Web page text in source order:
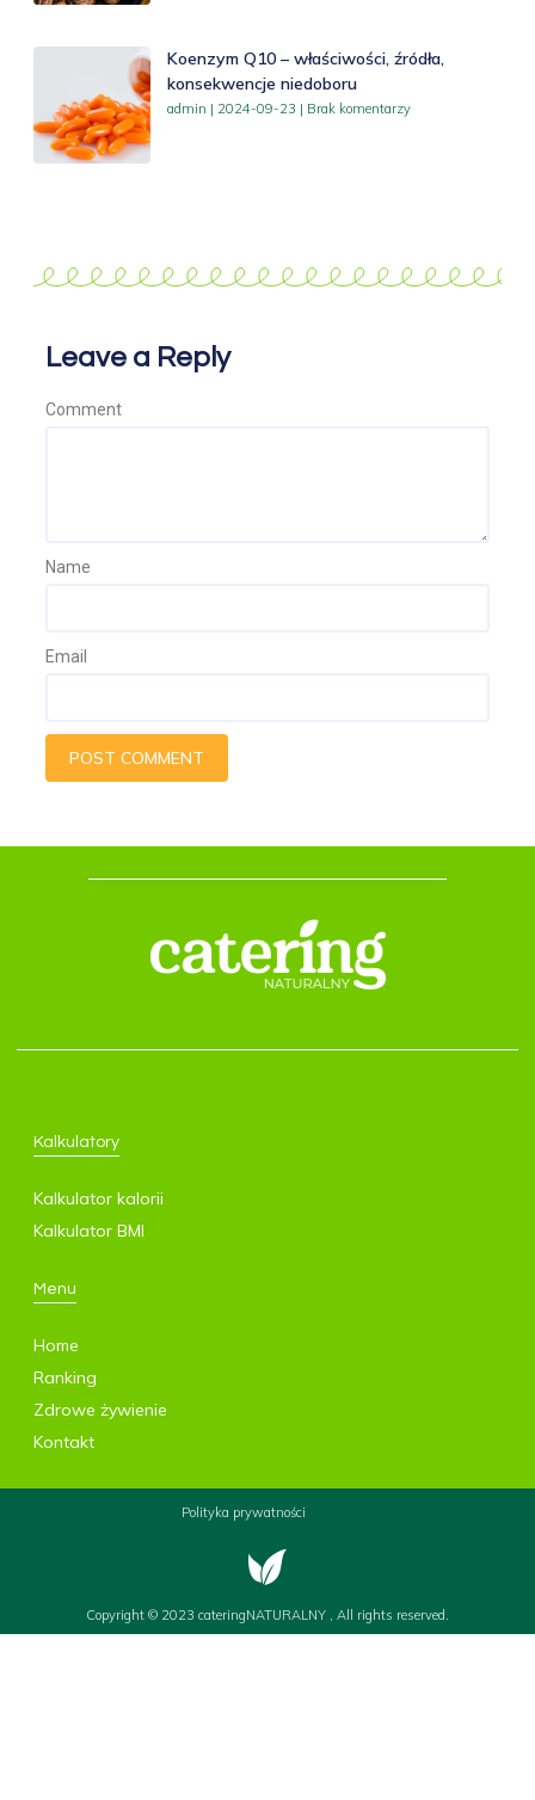
Koenzym Q10 – właściwości, źródła,
konsekwencje niedoboru
admin 2024-09-23 Brak komentarzy
Leave a Reply
Comment
Name
Email
POST COMMENT
Kalkulatory
Kalkulator kalorii
Kalkulator BMI
Menu
Home
Ranking
Zdrowe żywienie
Kontakt
Polityka prywatności
Copyright © 2023 cateringNATURALNY , All rights reserved.